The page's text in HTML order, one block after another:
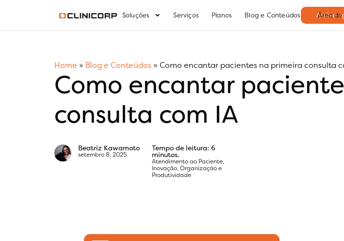
Soluções Serviços Planos Blog e Conteúdos Assine
Área do
Home » Blog e Conteúdos » Como encantar pacientes na primeira consulta
Como encantar
consulta com IA
Beatriz Kawamoto
setembro 8, 2025
Tempo de leitura: 6
minutos.
Atendimento ao Paciente,
Inovação,Organização e
Produtividade